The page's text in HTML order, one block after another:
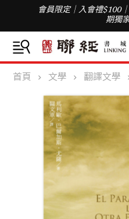
會員限定｜入會禮$100
期獨
首頁 文學 翻譯文學